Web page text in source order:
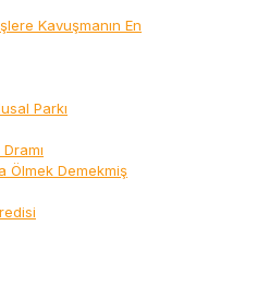
Kavuşmanın En
Parkı
Ölmek Demekmiş